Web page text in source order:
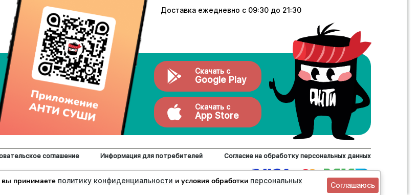
Доставка ежедневно с 09:30 до 21:30
Скачать с
Google Play
Скачать с
App Store
соглашение Информация для потребителей Согласие на обработку персональных данных
принимаете политику конфиденциальности и условия обработки персональных
Соглашаюсь